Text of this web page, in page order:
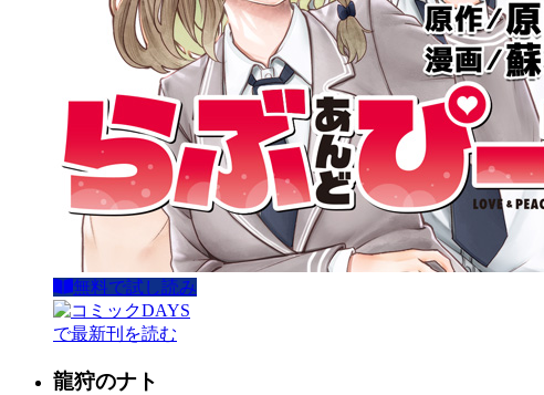
無料で試し読み
で最新刊を読む
龍狩のナト